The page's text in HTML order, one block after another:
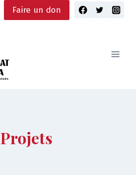
Faire un don
Projets